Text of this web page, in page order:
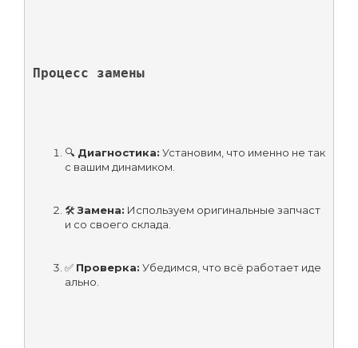
Процесс замены
🔍 Диагностика: Установим, что именно не так
с вашим динамиком.
🛠 Замена: Используем оригинальные запчаст
и со своего склада.
✅ Проверка: Убедимся, что всё работает иде
ально.